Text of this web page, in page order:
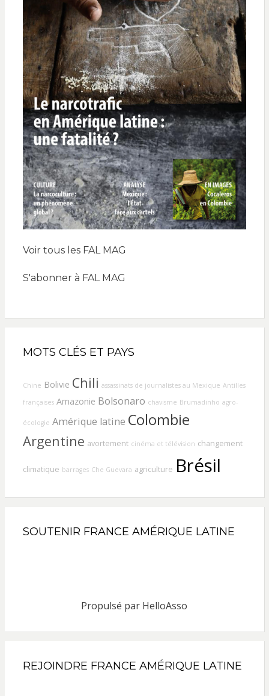
Voir tous les FAL MAG
S'abonner à FAL MAG
MOTS CLÉS ET PAYS
Chine Bolivie Chili assassinats de journalistes au Mexique Antilles
françaises Amazonie Bolsonaro chavisme Brumadinho agro-
écologie Amérique latine Colombie
Argentine avortement cinéma et télévision changement
climatique barrages Che Guevara agriculture Brésil
SOUTENIR FRANCE AMÉRIQUE LATINE
Propulsé par HelloAsso
REJOINDRE FRANCE AMÉRIQUE LATINE